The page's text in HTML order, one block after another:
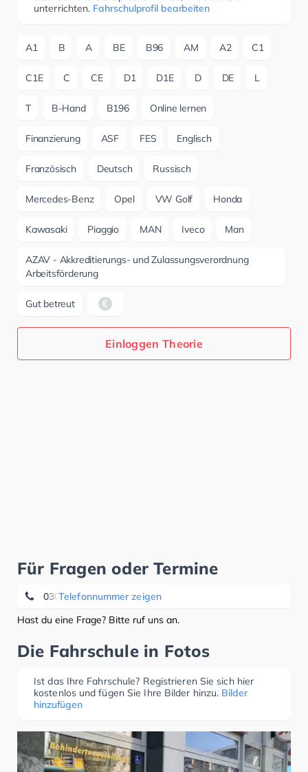
unterrichten. Fahrschulprofil bearbeiten
A1 B A BE B96 AM A2 C1
C1E C CE D1 D1E D DE L
T B-Hand B196 Online lernen
Finanzierung ASF FES Englisch
Französisch Deutsch Russisch
Mercedes-Benz Opel VW Golf Honda
Kawasaki Piaggio MAN Iveco Man
AZAV - Akkreditierungs- und Zulassungsverordnung
Arbeitsförderung
Gut betreut
Einloggen Theorie
Für Fragen oder Termine
Telefonnummer zeigen
0309722131
Hast du eine Frage? Bitte ruf uns an.
Die Fahrschule in Fotos
Ist das Ihre Fahrschule? Registrieren Sie sich hier
kostenlos und fügen Sie Ihre Bilder hinzu. Bilder
hinzufügen